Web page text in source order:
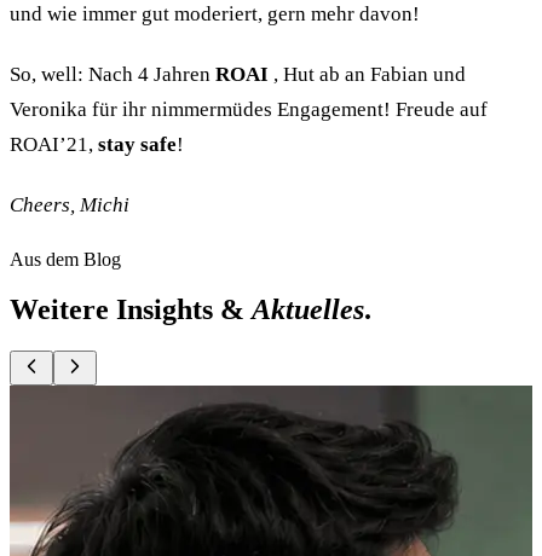
und wie immer gut moderiert, gern mehr davon!
So, well: Nach 4 Jahren ROAI , Hut ab an Fabian und
Veronika für ihr nimmermüdes Engagement! Freude auf
ROAI’21, stay safe!
Cheers, Michi
Aus dem Blog
Weitere Insights &Aktuelles.